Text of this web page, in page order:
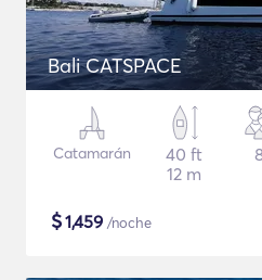
Bali CATSPACE
Catamarán
40 ft
12 m
$1,459 /noche